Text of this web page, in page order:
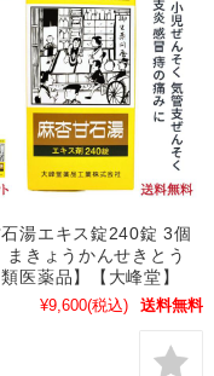
湯エキス錠240錠 3個
まきょうかんせきとう
類医薬品】【大峰堂】
¥9,600(税込) 送料無料